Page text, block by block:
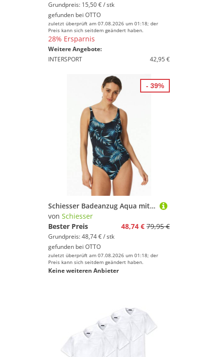
Grundpreis: 15,50 € / stk
gefunden bei OTTO
zuletzt überprüft am 07.08.2026 um 01:18; der
Preis kann sich seitdem geändert haben.
28% Ersparnis
Weitere Angebote:
INTERSPORT
42,95 €
Schiesser Badeanzug Aqua mit Palmenblattmuster, sportive Passform
von Schiesser
Bester Preis
48,74 € 79,95 €
Grundpreis: 48,74 € / stk
gefunden bei OTTO
zuletzt überprüft am 07.08.2026 um 01:18; der
Preis kann sich seitdem geändert haben.
Keine weiteren Anbieter
- 39%